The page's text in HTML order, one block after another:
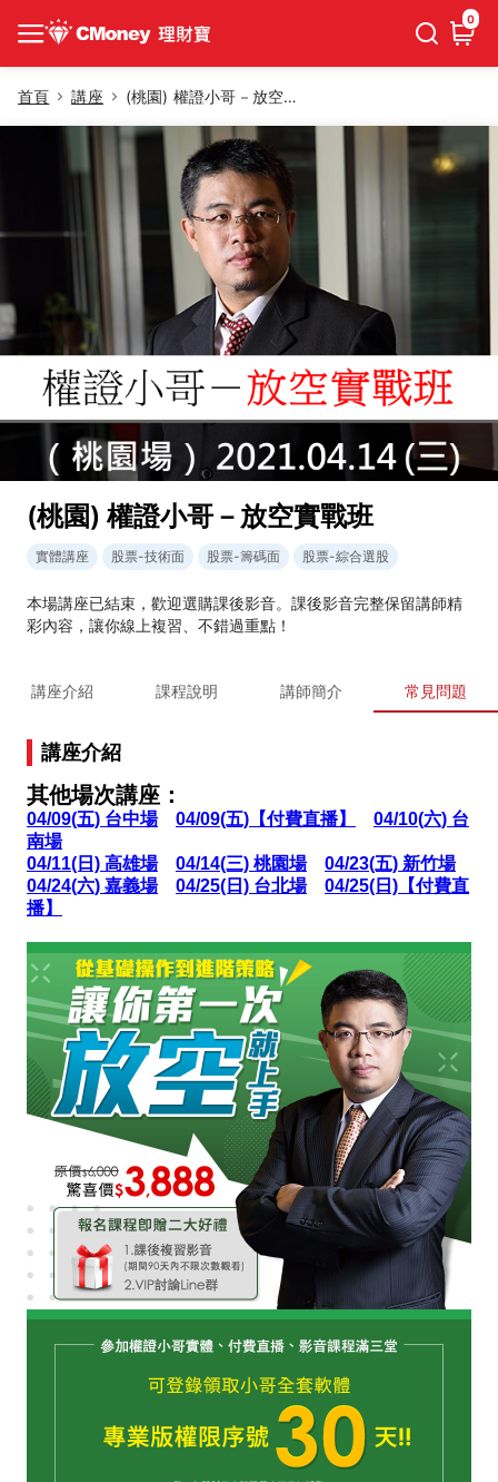
0
首頁 講座 (桃園) 權證小哥－放空實戰班
(桃園) 權證小哥－放空實戰班
實體講座 股票-技術面 股票-籌碼面 股票-綜合選股
本場講座已結束，歡迎選購課後影音。課後影音完整保留講師精
彩內容，讓你線上複習、不錯過重點！
講座介紹 課程說明 講師簡介 常見問題
講座介紹
其他場次講座：
04/09(五) 台中場 04/09(五)【付費直播】
04/10(六) 台
南場
04/11(日) 高雄場
04/14(三) 桃園場
04/23(五) 新竹場
04/24(六) 嘉義場
04/25(日) 台北場
04/25(日)【付費直
播】